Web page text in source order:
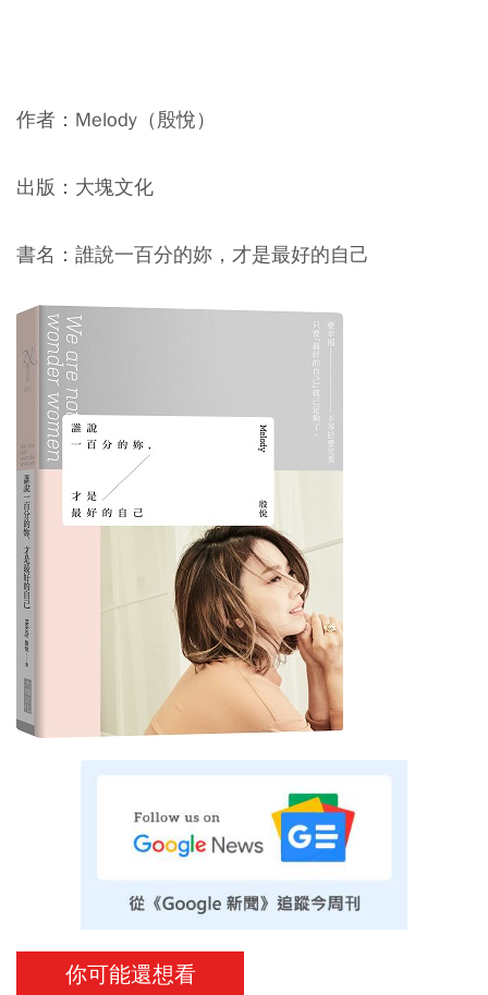
作者：Melody（殷悅）
出版：大塊文化
書名：誰說一百分的妳，才是最好的自己
你可能還想看